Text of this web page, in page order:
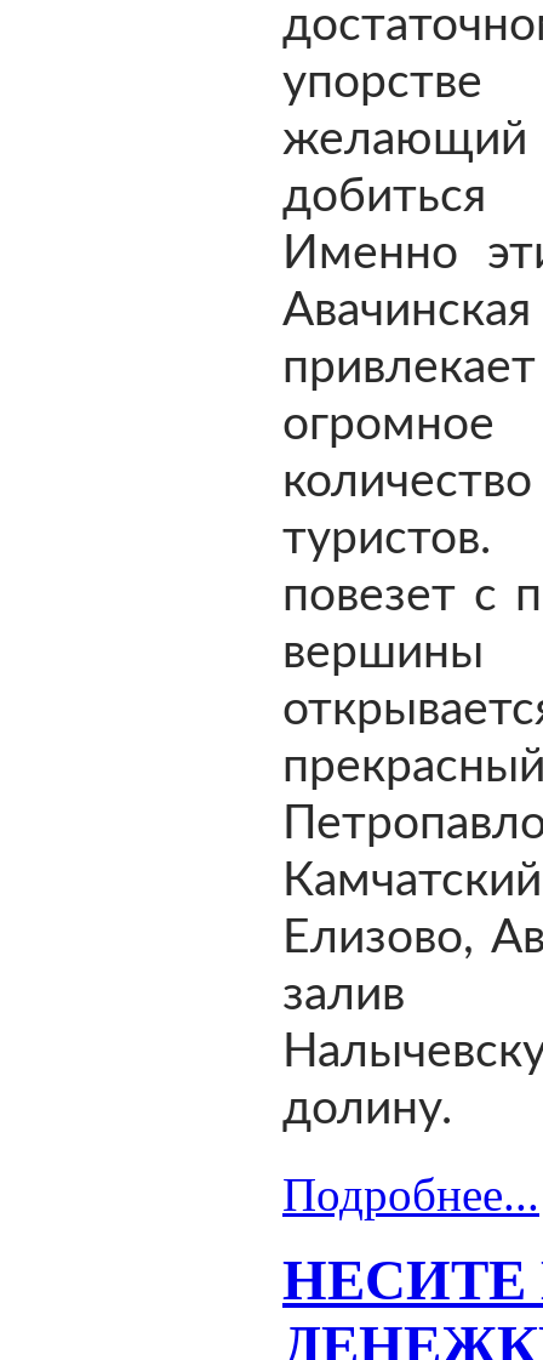
Именно
привлекает
огромное
количество
повезет с
вершины
Елизово,
долину.
Подробнее...